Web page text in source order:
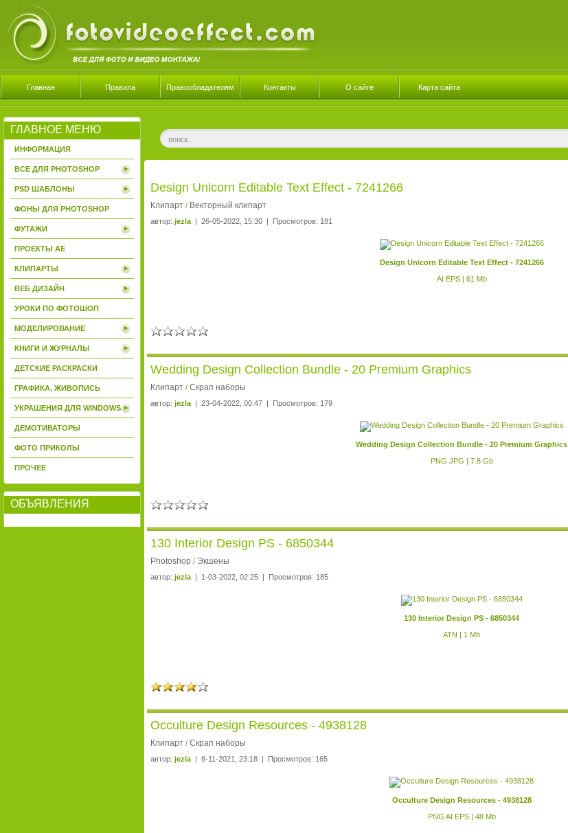
Главная Правила Правообладателям Контакты О сайте Карта сайта
ГЛАВНОЕ МЕНЮ
ИНФОРМАЦИЯ
ВСЕ ДЛЯ PHOTOSHOP
PSD ШАБЛОНЫ
ФОНЫ ДЛЯ PHOTOSHOP
ФУТАЖИ
ПРОЕКТЫ AE
КЛИПАРТЫ
ВЕБ ДИЗАЙН
УРОКИ ПО ФОТОШОП
МОДЕЛИРОВАНИЕ
КНИГИ И ЖУРНАЛЫ
ДЕТСКИЕ РАСКРАСКИ
ГРАФИКА, ЖИВОПИСЬ
УКРАШЕНИЯ ДЛЯ WINDOWS
ДЕМОТИВАТОРЫ
ФОТО ПРИКОЛЫ
ПРОЧЕЕ
ОБЪЯВЛЕНИЯ
Design Unicorn Editable Text Effect - 7241266
Клипарт / Векторный клипарт
автор: jezla | 26-05-2022, 15:30 | Просмотров: 181
Design Unicorn Editable Text Effect - 7241266
AI EPS | 61 Mb
Wedding Design Collection Bundle - 20 Premium Graphics
Клипарт / Скрап наборы
автор: jezla | 23-04-2022, 00:47 | Просмотров: 179
Wedding Design Collection Bundle - 20 Premium Graphics
PNG JPG | 7.8 Gb
130 Interior Design PS - 6850344
Photoshop / Экшены
автор: jezla | 1-03-2022, 02:25 | Просмотров: 185
130 Interior Design PS - 6850344
ATN | 1 Mb
Occulture Design Resources - 4938128
Клипарт / Скрап наборы
автор: jezla | 8-11-2021, 23:18 | Просмотров: 165
Occulture Design Resources - 4938128
PNG AI EPS | 48 Mb